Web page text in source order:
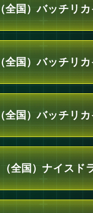
全国）バッチリ
全国）バッチリ
全国）バッチリ
全国）ナイスド